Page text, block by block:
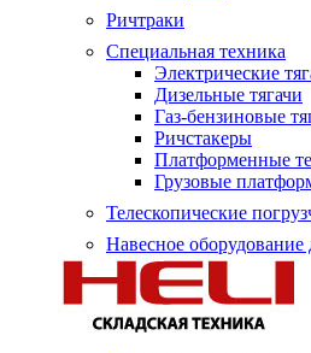
Ричтраки
Специальная техника
Электрические
Дизельные тягачи
Газ-бензиновые
Ричстакеры
Платформенные
Грузовые
Телескопические
Навесное оборудование